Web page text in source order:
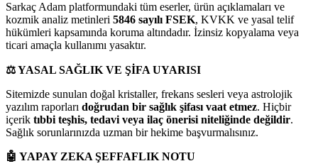
Sarkaç Adam platformundaki tüm eserler, ürün açıklamaları ve
kozmik analiz metinleri 5846 sayılı FSEK, KVKK ve yasal telif
hükümleri kapsamında koruma altındadır. İzinsiz kopyalama veya
ticari amaçla kullanımı yasaktır.
⚖️YASAL SAĞLIK VE ŞİFA UYARISI
Sitemizde sunulan doğal kristaller, frekans sesleri veya astrolojik
yazılım raporları doğrudan bir sağlık şifası vaat etmez. Hiçbir
içerik tıbbi teşhis, tedavi veya ilaç önerisi niteliğinde değildir.
Sağlık sorunlarınızda uzman bir hekime başvurmalısınız.
🤖 YAPAY ZEKA ŞEFFAFLIK NOTU